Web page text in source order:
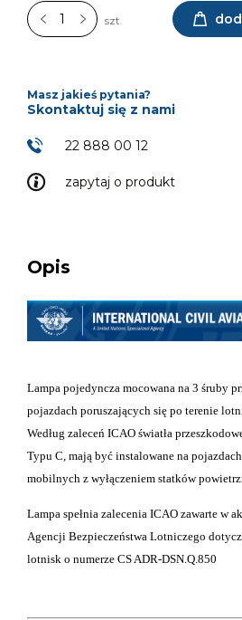
szt.
zapytaj o produkt
Masz jakieś pytania?
Skontaktuj się z nami
22 888 00 12
Opis
Lampa pojedyncza mocowana na 3 śruby
pojazdach poruszających się po terenie
Według zaleceń ICAO światła
Typu C, mają być instalowane na
mobilnych z wyłączeniem statków
Lampa spełnia zalecenia ICAO zawarte w
Agencji Bezpieczeństwa Lotniczego
lotnisk o numerze CS ADR-DSN.Q.850